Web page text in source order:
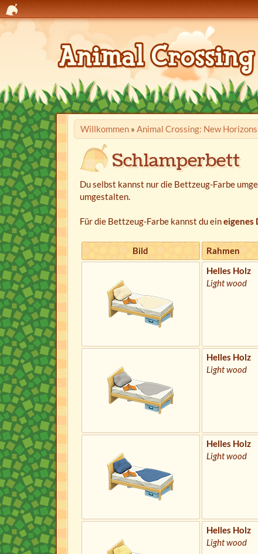
Willkommen» Animal Crossing: New Horizons
Schlamperbett
Du selbst kannst nur die Bettzeug-Farbe
umgestalten.
Für die Bettzeug-Farbe kannst du eineigenes
Bild Rahmen
Helles Holz
Light wood
Helles Holz
Light wood
Helles Holz
Light wood
Helles Holz
Light wood